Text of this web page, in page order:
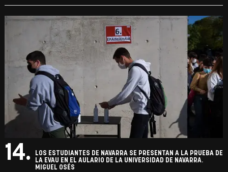
14.
LOS ESTUDIANTES DE NAVARRA SE PRESENTAN A LA PRUEBA DE
LA EVAU EN EL AULARIO DE LA UNIVERSIDAD DE NAVARRA.
MIGUEL OSÉS